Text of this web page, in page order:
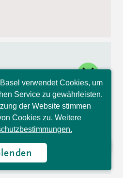
7, Basel
verwendet Cookies, um
Service zu gewährleisten.
der Website stimmen
Cookies zu. Weitere
Hallo, ich bin Sophia und
beantworte gerne Ihre
Fragen.
close